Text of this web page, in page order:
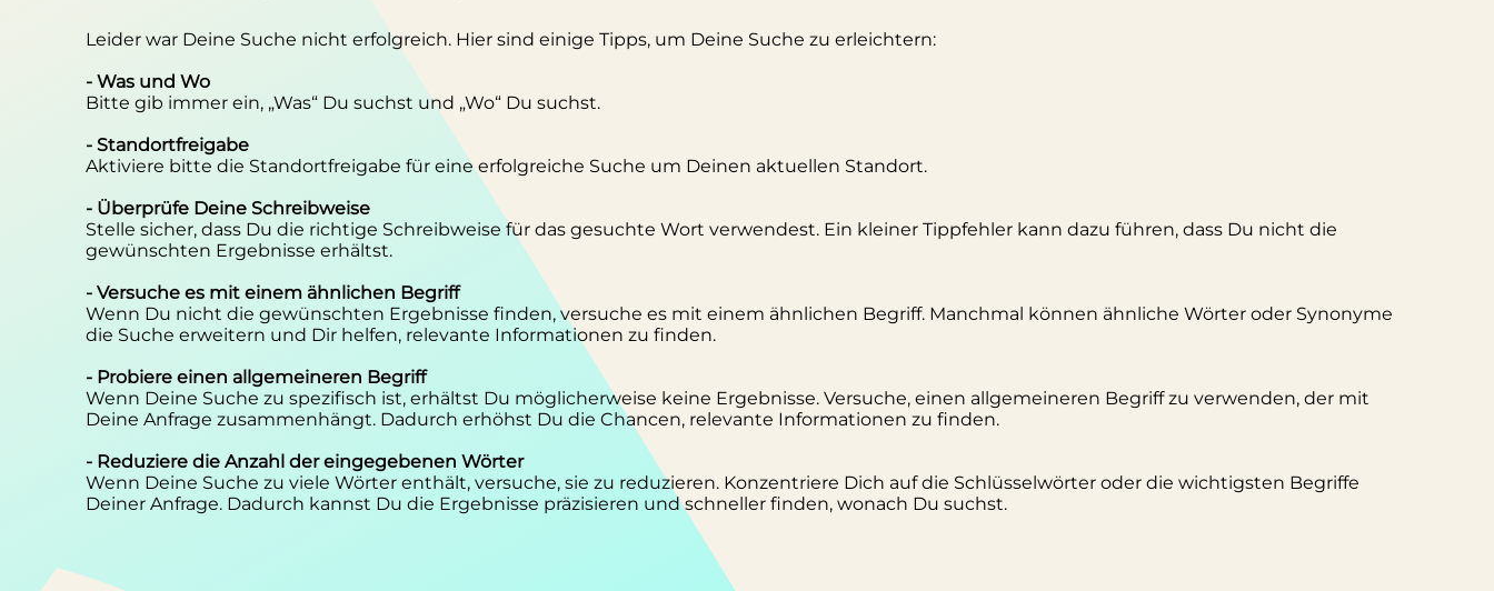
Leider war Deine Suche nicht erfolgreich. Hier sind einige Tipps, um Deine Suche zu erleichtern:
- Was und Wo
Bitte gib immer ein, „Was“ Du suchst und „Wo“ Du suchst.
- Standortfreigabe
Aktiviere bitte die Standortfreigabe für eine erfolgreiche Suche um Deinen aktuellen Standort.
- Überprüfe Deine Schreibweise
Stelle sicher, dass Du die richtige Schreibweise für das gesuchte Wort verwendest. Ein kleiner Tippfehler kann dazu führen, dass Du nicht die
gewünschten Ergebnisse erhältst.
- Versuche es mit einem ähnlichen Begriff
Wenn Du nicht die gewünschten Ergebnisse finden, versuche es mit einem ähnlichen Begriff. Manchmal können ähnliche Wörter oder Synonyme
die Suche erweitern und Dir helfen, relevante Informationen zu finden.
- Probiere einen allgemeineren Begriff
Wenn Deine Suche zu spezifisch ist, erhältst Du möglicherweise keine Ergebnisse. Versuche, einen allgemeineren Begriff zu verwenden, der mit
Deine Anfrage zusammenhängt. Dadurch erhöhst Du die Chancen, relevante Informationen zu finden.
- Reduziere die Anzahl der eingegebenen Wörter
Wenn Deine Suche zu viele Wörter enthält, versuche, sie zu reduzieren. Konzentriere Dich auf die Schlüsselwörter oder die wichtigsten Begriffe
Deiner Anfrage. Dadurch kannst Du die Ergebnisse präzisieren und schneller finden, wonach Du suchst.